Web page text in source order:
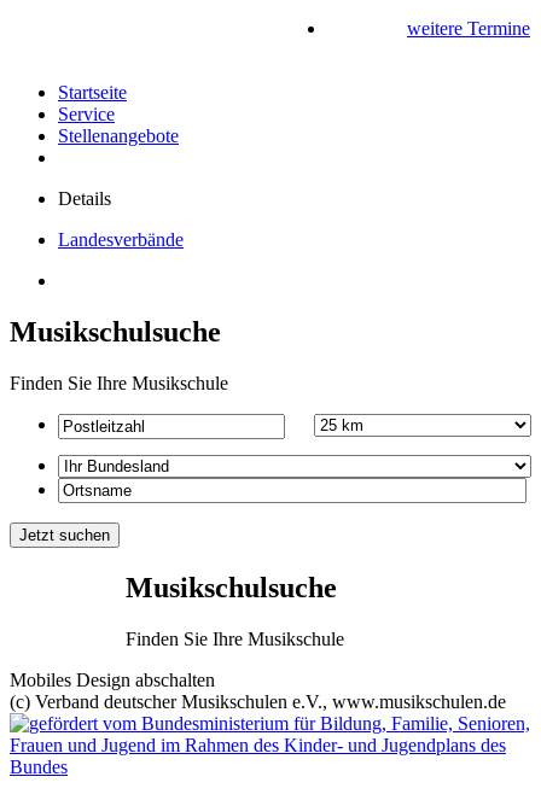
weitere Termine
Startseite
Service
Stellenangebote
Details
Landesverbände
Musikschulsuche
Finden Sie Ihre Musikschule
Musikschulsuche
Finden Sie Ihre Musikschule
Mobiles Design abschalten
(c) Verband deutscher Musikschulen e.V., www.musikschulen.de